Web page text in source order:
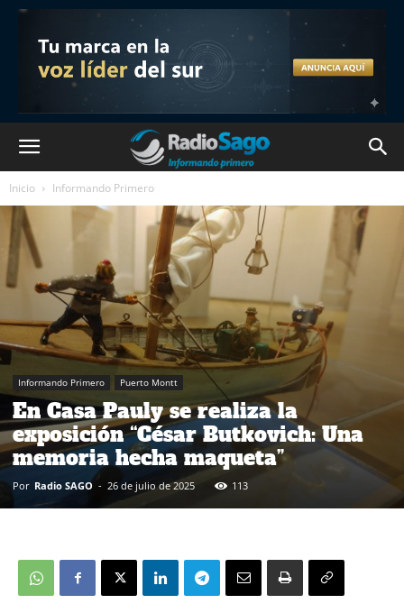
Inicio Informando Primero
Informando Primero Puerto Montt
En Casa Pauly se realiza la
exposición “César Butkovich: Una
memoria hecha maqueta”
Por Radio SAGO - 26 de julio de 2025 113